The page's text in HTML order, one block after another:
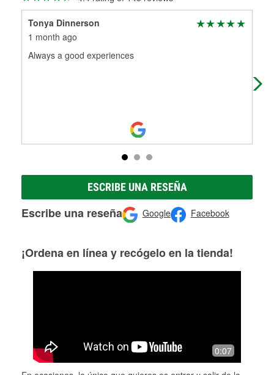
Tonya Dinnerson
1 month ago
Always a good experiences
ESCRIBE UNA RESEÑA
Escribe una reseña Google Facebook
¡Ordena en línea y recógelo en la tienda!
0:07